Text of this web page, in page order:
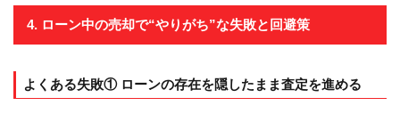
4. ローン中の売却で“やりがち”な失敗と回避策
よくある失敗① ローンの存在を隠したまま査定を進める